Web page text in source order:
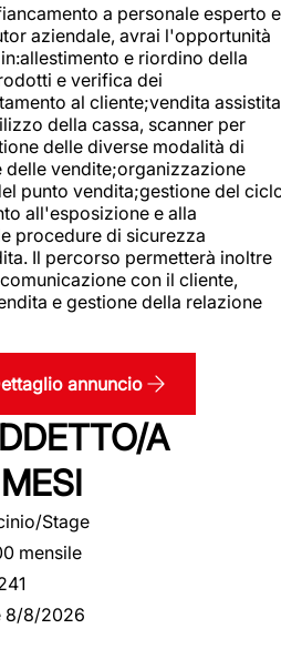
a personale esperto e
aziendale, avrai l'opportunità
e riordino della
e verifica dei
al cliente;vendita assistita
della cassa, scanner per
delle diverse modalità di
vendite;organizzazione
punto vendita;gestione del
all'esposizione e alla
procedure di sicurezza
Il percorso permetterà inoltre
con il cliente,
e gestione della relazione
annuncio
A
Stage
mensile
8/8/2026